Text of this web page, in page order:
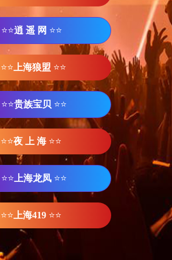
⭐⭐逍 遥 网 ⭐⭐
⭐⭐ 上海狼盟 ⭐⭐
⭐⭐贵族宝贝 ⭐⭐
⭐⭐夜 上 海 ⭐⭐
⭐⭐ 上海龙凤 ⭐⭐
⭐⭐ 上海419 ⭐⭐